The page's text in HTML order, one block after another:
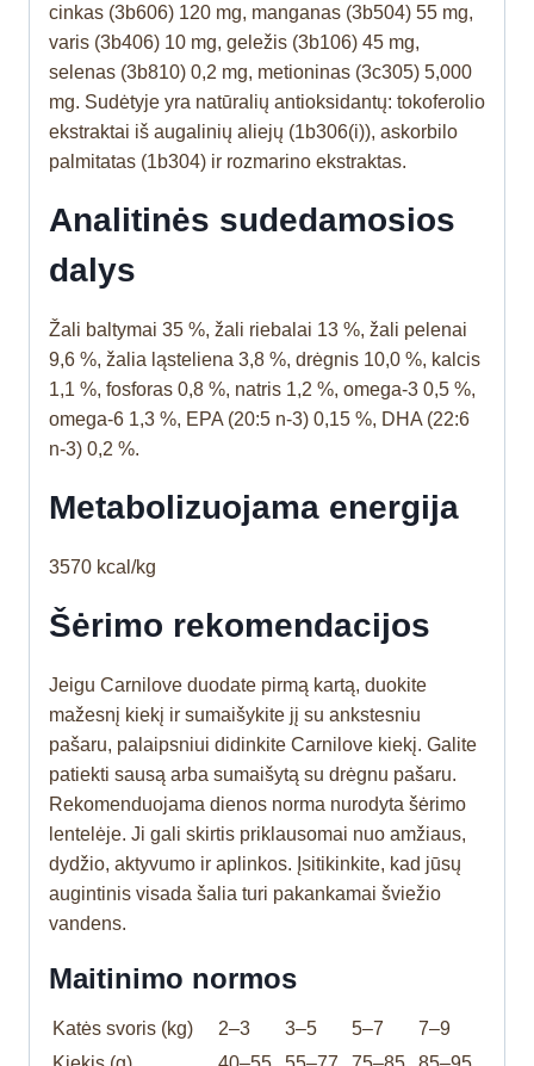
cinkas (3b606) 120 mg, manganas (3b504) 55 mg,
varis (3b406) 10 mg, geležis (3b106) 45 mg,
selenas (3b810) 0,2 mg, metioninas (3c305) 5,000
mg. Sudėtyje yra natūralių antioksidantų: tokoferolio
ekstraktai iš augalinių aliejų (1b306(i)), askorbilo
palmitatas (1b304) ir rozmarino ekstraktas.
Analitinės sudedamosios
dalys
Žali baltymai 35 %, žali riebalai 13 %, žali pelenai
9,6 %, žalia ląsteliena 3,8 %, drėgnis 10,0 %, kalcis
1,1 %, fosforas 0,8 %, natris 1,2 %, omega-3 0,5 %,
omega-6 1,3 %, EPA (20:5 n-3) 0,15 %, DHA (22:6
n-3) 0,2 %.
Metabolizuojama energija
3570 kcal/kg
Šėrimo rekomendacijos
Jeigu Carnilove duodate pirmą kartą, duokite
mažesnį kiekį ir sumaišykite jį su ankstesniu
pašaru, palaipsniui didinkite Carnilove kiekį. Galite
patiekti sausą arba sumaišytą su drėgnu pašaru.
Rekomenduojama dienos norma nurodyta šėrimo
lentelėje. Ji gali skirtis priklausomai nuo amžiaus,
dydžio, aktyvumo ir aplinkos. Įsitikinkite, kad jūsų
augintinis visada šalia turi pakankamai šviežio
vandens.
Maitinimo normos
Katės svoris (kg) 2–3 3–5 5–7
7–9